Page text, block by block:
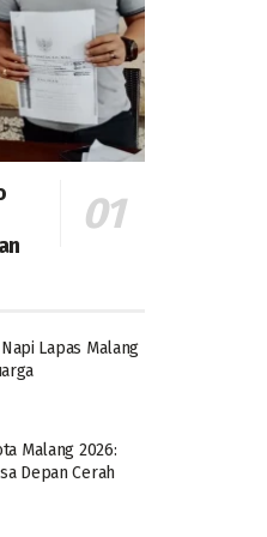
Lapas Malang
Malang 2026:
Depan Cerah